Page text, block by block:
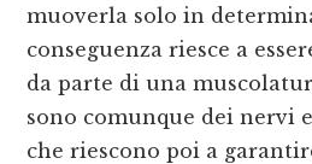
muoverla solo in
conseguenza riesce a
da parte di una
sono comunque dei nervi
che riescono poi a